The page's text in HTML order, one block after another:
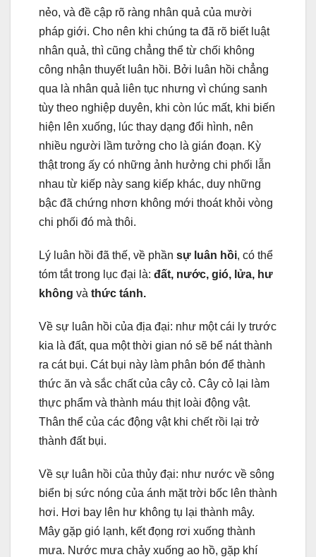
nẻo, và đề cập rõ ràng nhân quả của mười
pháp giới. Cho nên khi chúng ta đã rõ biết luật
nhân quả, thì cũng chẳng thể từ chối không
công nhận thuyết luân hồi. Bởi luân hồi chẳng
qua là nhân quả liên tục nhưng vì chúng sanh
tùy theo nghiệp duyên, khi còn lúc mất, khi biến
hiện lên xuống, lúc thay dạng đổi hình, nên
nhiều người lầm tưởng cho là gián đoạn. Kỳ
thật trong ấy có những ảnh hưởng chi phối lẫn
nhau từ kiếp này sang kiếp khác, duy những
bậc đã chứng nhơn không mới thoát khỏi vòng
chi phối đó mà thôi.
Lý luân hồi đã thế, về phần sự luân hồi, có thể
tóm tắt trong lục đại là: đất, nước, gió, lửa, hư
không và thức tánh.
Về sự luân hồi của địa đại: như một cái ly trước
kia là đất, qua một thời gian nó sẽ bể nát thành
ra cát bụi. Cát bụi này làm phân bón để thành
thức ăn và sắc chất của cây cỏ. Cây cỏ lại làm
thực phẩm và thành máu thịt loài động vật.
Thân thể của các động vật khi chết rồi lại trở
thành đất bụi.
Về sự luân hồi của thủy đại: như nước về sông
biển bị sức nóng của ánh mặt trời bốc lên thành
hơi. Hơi bay lên hư không tụ lại thành mây.
Mây gặp gió lạnh, kết đọng rơi xuống thành
mưa. Nước mưa chảy xuống ao hồ, gặp khí